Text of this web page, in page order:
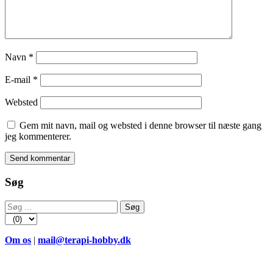
Navn *
E-mail *
Websted
Gem mit navn, mail og websted i denne browser til næste gang
jeg kommenterer.
Søg
Søg
efter:
Om os | mail@terapi-hobby.dk